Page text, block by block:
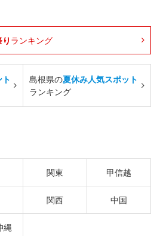
ランキング
島根県の夏休み人気スポット
ランキング
関東 甲信越
関西 中国
縄